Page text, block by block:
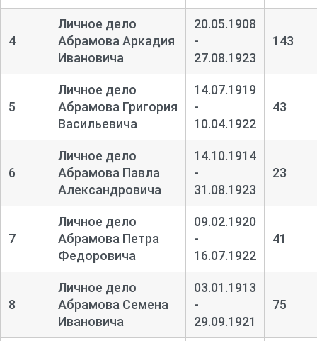
4
Личное дело
Абрамова Аркадия
Ивановича
20.05.1908
-
27.08.1923
143
5
Личное дело
Абрамова Григория
Васильевича
14.07.1919
-
10.04.1922
43
6
Личное дело
Абрамова Павла
Александровича
14.10.1914
-
31.08.1923
23
7
Личное дело
Абрамова Петра
Федоровича
09.02.1920
-
16.07.1922
41
8
Личное дело
Абрамова Семена
Ивановича
03.01.1913
-
29.09.1921
75